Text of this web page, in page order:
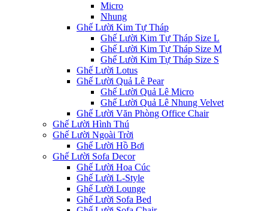
Micro
Nhung
Ghế Lười Kim Tự Tháp
Ghế Lười Kim Tự Tháp Size L
Ghế Lười Kim Tự Tháp Size M
Ghế Lười Kim Tự Tháp Size S
Ghế Lười Lotus
Ghế Lười Quả Lê Pear
Ghế Lười Quả Lê Micro
Ghế Lười Quả Lê Nhung Velvet
Ghế Lười Văn Phòng Office Chair
Ghế Lười Hình Thú
Ghế Lười Ngoài Trời
Ghế Lười Hồ Bơi
Ghế Lười Sofa Decor
Ghế Lười Hoa Cúc
Ghế Lười L-Style
Ghế Lười Lounge
Ghế Lười Sofa Bed